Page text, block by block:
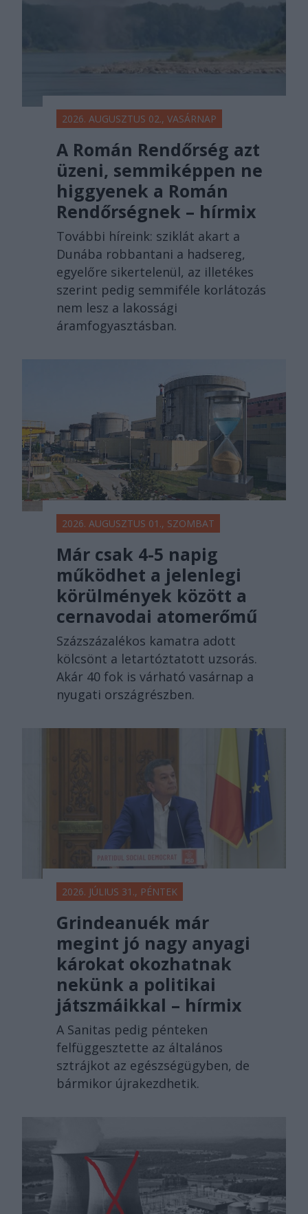
2026. AUGUSZTUS 02., VASÁRNAP
A Román Rendőrség azt
üzeni, semmiképpen ne
higgyenek a Román
Rendőrségnek – hírmix
További híreink: sziklát akart a
Dunába robbantani a hadsereg,
egyelőre sikertelenül, az illetékes
szerint pedig semmiféle korlátozás
nem lesz a lakossági
áramfogyasztásban.
2026. AUGUSZTUS 01., SZOMBAT
Már csak 4-5 napig
működhet a jelenlegi
körülmények között a
cernavodai atomerőmű
Százszázalékos kamatra adott
kölcsönt a letartóztatott uzsorás.
Akár 40 fok is várható vasárnap a
nyugati országrészben.
2026. JÚLIUS 31., PÉNTEK
Grindeanuék már
megint jó nagy anyagi
károkat okozhatnak
nekünk a politikai
játszmáikkal – hírmix
A Sanitas pedig pénteken
felfüggesztette az általános
sztrájkot az egészségügyben, de
bármikor újrakezdhetik.